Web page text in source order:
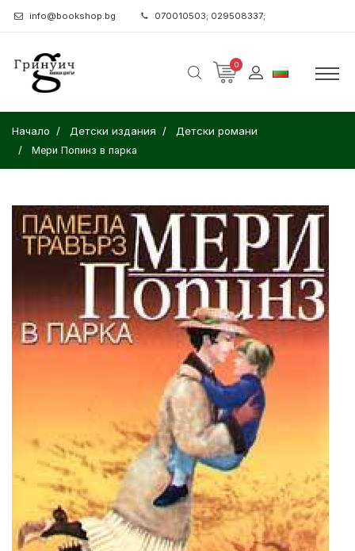
info@bookshop.bg 070010503; 029508337;
0
Начало Детски издания Детски романи
Мери Попинз в парка